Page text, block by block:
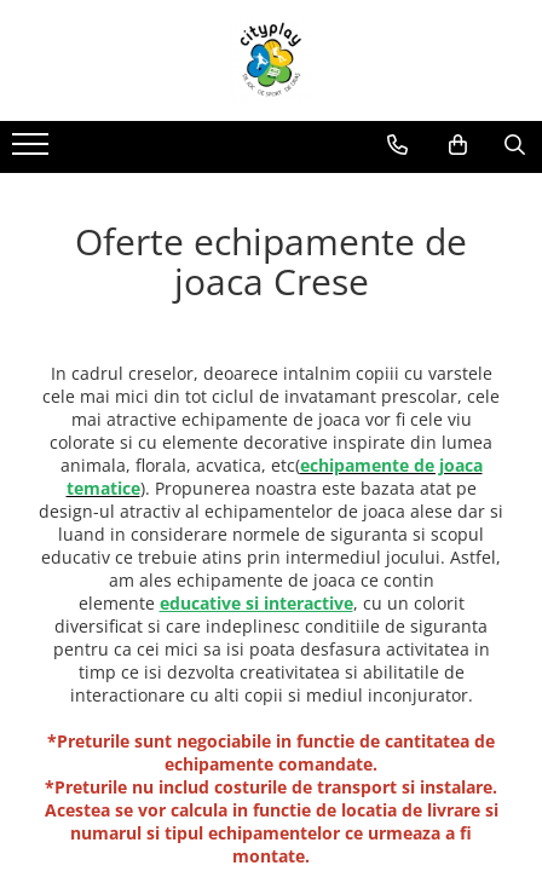
ECHIPAMENTE DE JOACA
Ansambluri de joaca
Leagane
Echipamente de joaca pentru
Tobogane
Educationale si interactive
Tunele
Echipamente dinamice
Tiroliene
Trambuline
Jocuri cu nisip
Echipamente de catarat
Trasee echilibristica
Echipamente tematice
Echipamente persoane cu
Echipament muzical
Animale din cauciuc
SPORT SI FITNESS
Oferte echipamente de joaca Scoli
Oferte Constructori si Arhitecti
Oferte Locuinte Private
Oferte Autoritati locale
Oferte Invatamant
Oferte echipamente de joaca
Gradinite
Oferte Horeca
Oferte Personalizate
Loc de joaca - Gama Premium
Loc de joaca - Gama Economica
Joaca - Oferte pentru Localitati
Propuneri de Amenajare Locuri de
Joaca - Oferte pentru Localitati
Oferte echipamente de
joaca Crese
In cadrul creselor, deoarece intalnim copiii cu varstele
cele mai mici din tot ciclul de invatamant prescolar, cele
mai atractive echipamente de joaca vor fi cele viu
colorate si cu elemente decorative inspirate din lumea
animala, florala, acvatica, etc(echipamente de joaca
tematice). Propunerea noastra este bazata atat pe
design-ul atractiv al echipamentelor de joaca alese dar si
luand in considerare normele de siguranta si scopul
educativ ce trebuie atins prin intermediul jocului. Astfel,
am ales echipamente de joaca ce contin
elemente educative si interactive, cu un colorit
diversificat si care indeplinesc conditiile de siguranta
pentru ca cei mici sa isi poata desfasura activitatea in
timp ce isi dezvolta creativitatea si abilitatile de
interactionare cu alti copii si mediul inconjurator.
*Preturile sunt negociabile in functie de cantitatea de
echipamente comandate.
*Preturile nu includ costurile de transport si instalare.
Acestea se vor calcula in functie de locatia de livrare si
numarul si tipul echipamentelor ce urmeaza a fi
montate.